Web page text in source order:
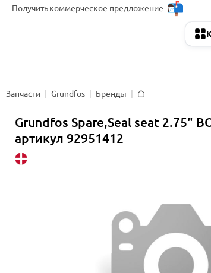
Получитькоммерческое предложение
Запчасти Grundfos
Бренды
Grundfos Spare,Seal seat 2.75"
артикул 92951412